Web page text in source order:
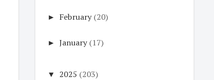
► February (20)
► January (17)
▼ 2025 (203)